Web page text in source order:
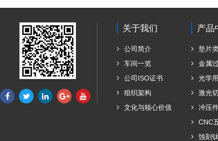
关于我们
公司简介
车间一览
公司ISO证书
组织架构
文化与核心价值
产品
垫片
金属
光学
激光
冲压
CNC
蚀刻